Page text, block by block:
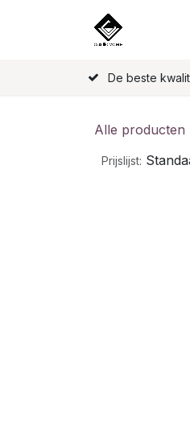
De beste
Alle producten
Prijslijst: